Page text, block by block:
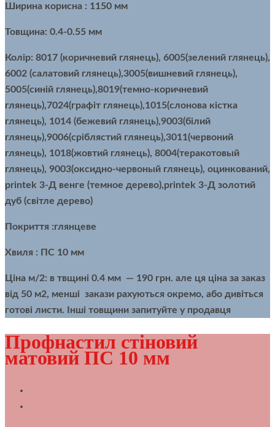
Ширина корисна : 1150 мм
Товщина: 0.4-0.55 мм
Колір: 8017 (коричневий глянець), 6005(зелений глянець),
6002 (салатовий глянець),3005(вишневий глянець),
5005(синій глянець),8019(темно-коричневий
глянець),7024(графіт глянець),1015(слонова кістка
глянець), 1014 (бежевий глянець),9003(білий
глянець),9006(сріблястий глянець),3011(червоний
глянець), 1018(жовтий глянець), 8004(теракотовый
глянець), 9003(оксидно-червоный глянець), оцинкований,
printek 3-Д венге (темное дерево),printek 3-Д золотий
дуб (світле дерево)
Покриття :глянцеве
Хвиля : ПС 10 мм
Ціна м/2: в твщині 0.4 мм — 190 грн. але ця ціна за заказ
від 50 м2, менші закази рахуються окремо, або дивіться
готові листи. Інші товщини запитуйте у продавця
Профнастил стіновий
матовий ПС 10 мм